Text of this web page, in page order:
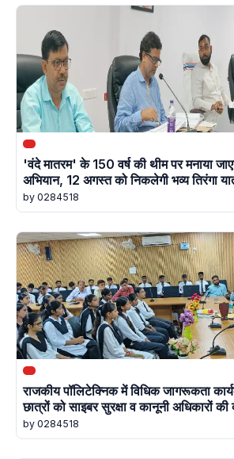
'वंदे मातरम' के 150 वर्ष की थीम पर मनाया
अभियान, 12 अगस्त को निकलेगी भव्य तिरंगा
by 0284518
राजकीय पॉलिटेक्निक में विधिक जागरूकता
छात्रों को साइबर सुरक्षा व कानूनी अधिकारों की
by 0284518